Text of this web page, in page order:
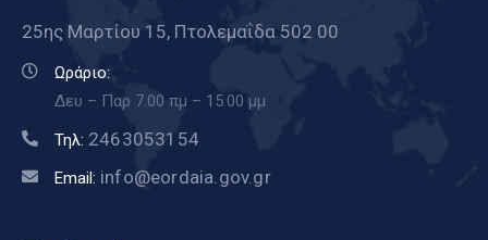
25ης Μαρτίου 15, Πτολεμαΐδα 502 00
Ωράριο:
Δευ – Παρ 7.00 πμ – 15.00 μμ
Τηλ: 2463053154
Email: info@eordaia.gov.gr